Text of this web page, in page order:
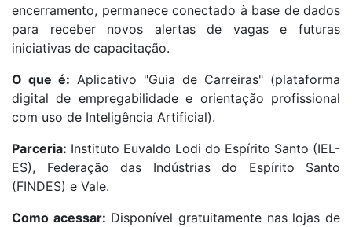
encerramento, permanece conectado à base de dados
para receber novos alertas de vagas e futuras
iniciativas de capacitação.
O que é: Aplicativo "Guia de Carreiras" (plataforma
digital de empregabilidade e orientação profissional
com uso de Inteligência Artificial).
Parceria: Instituto Euvaldo Lodi do Espírito Santo (IEL-
ES), Federação das Indústrias do Espírito Santo
(FINDES) e Vale.
Como acessar: Disponível gratuitamente nas lojas de